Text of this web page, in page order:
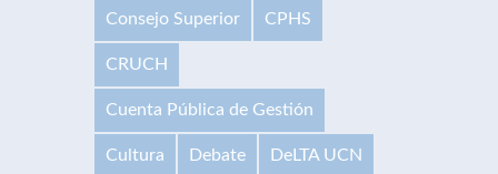
Consejo Superior CPHS
CRUCH
Cuenta Pública de Gestión
Cultura Debate DeLTA UCN